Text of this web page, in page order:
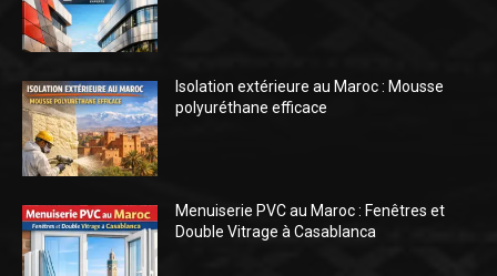
Isolation extérieure au Maroc : Mousse
polyuréthane efficace
Menuiserie PVC au Maroc : Fenêtres et
Double Vitrage à Casablanca